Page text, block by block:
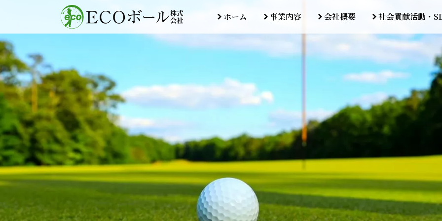
ン
ツ
に
ス
キ
ッ
ホーム 事業内容 会社概要 社会貢献活動・